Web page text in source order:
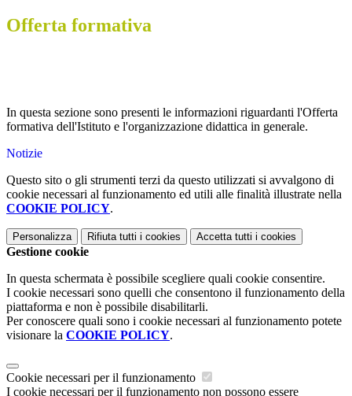
Offerta formativa
In questa sezione sono presenti le informazioni riguardanti l'Offerta
formativa dell'Istituto e l'organizzazione didattica in generale.
Notizie
Questo sito o gli strumenti terzi da questo utilizzati si avvalgono di
cookie necessari al funzionamento ed utili alle finalità illustrate nella
COOKIE POLICY.
Personalizza Rifiuta tutti i cookies Accetta tutti i cookies
Gestione cookie
In questa schermata è possibile scegliere quali cookie consentire.
I cookie necessari sono quelli che consentono il funzionamento della
piattaforma e non è possibile disabilitarli.
Per conoscere quali sono i cookie necessari al funzionamento potete
visionare la COOKIE POLICY.
Cookie necessari per il funzionamento
I cookie necessari per il funzionamento non possono essere